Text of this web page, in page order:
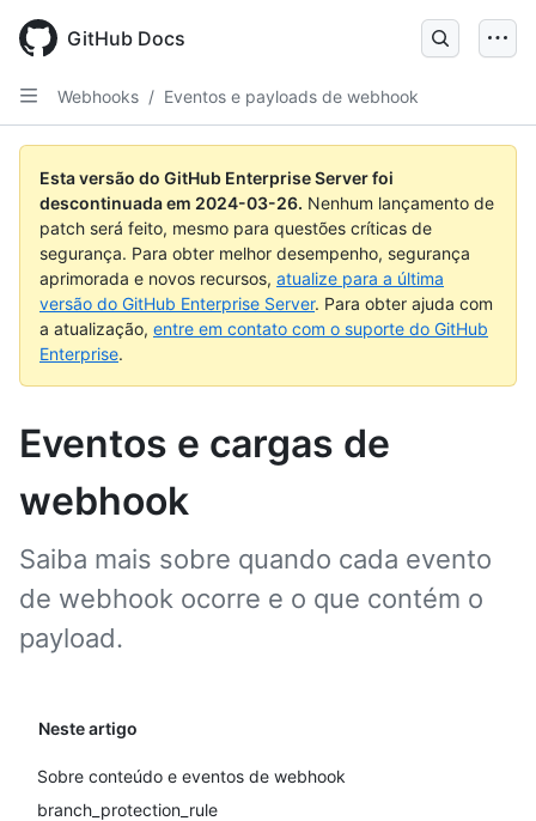
main
content
GitHub Docs
Webhooks / Eventos e payloads de webhook
Esta versão do GitHub Enterprise Server foi
descontinuada em 2024-03-26. Nenhum lançamento de
patch será feito, mesmo para questões críticas de
segurança. Para obter melhor desempenho, segurança
aprimorada e novos recursos, atualize para a última
versão do GitHub Enterprise Server. Para obter ajuda com
a atualização, entre em contato com o suporte do GitHub
Enterprise.
Eventos e cargas de
webhook
Saiba mais sobre quando cada evento
de webhook ocorre e o que contém o
payload.
Neste artigo
Sobre conteúdo e eventos de webhook
branch_protection_rule